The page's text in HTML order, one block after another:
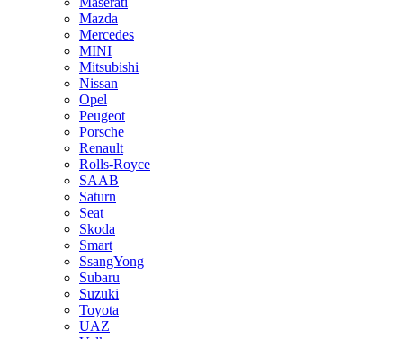
Mazda
Mercedes
MINI
Mitsubishi
Nissan
Opel
Peugeot
Porsche
Renault
Rolls-Royce
SAAB
Saturn
Seat
Skoda
Smart
SsangYong
Subaru
Suzuki
Toyota
UAZ